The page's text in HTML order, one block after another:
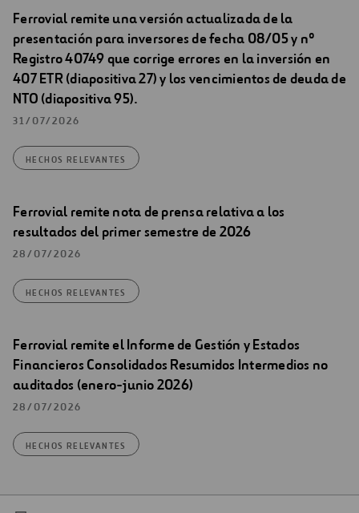
Ferrovial remite una versión actualizada de la
presentación para inversores de fecha 08/05 y nº
Registro 40749 que corrige errores en la inversión en
407 ETR (diapositiva 27) y los vencimientos de deuda de
NTO (diapositiva 95).
31/07/2026
HECHOS RELEVANTES
Ferrovial remite nota de prensa relativa a los
resultados del primer semestre de 2026
28/07/2026
HECHOS RELEVANTES
Ferrovial remite el Informe de Gestión y Estados
Financieros Consolidados Resumidos Intermedios no
auditados (enero-junio 2026)
28/07/2026
HECHOS RELEVANTES